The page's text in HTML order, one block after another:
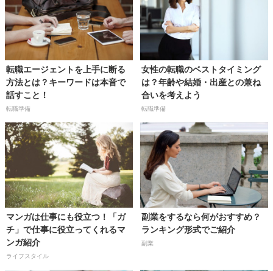
転職エージェントを上手に断る
方法とは？キーワードは本音で
話すこと！
転職準備
女性の転職のベストタイミング
は？年齢や結婚・出産との兼ね
合いを考えよう
転職準備
マンガは仕事にも役立つ！「ガ
チ」で仕事に役立ってくれるマ
ンガ紹介
ライフスタイル
副業をするなら何がおすすめ？
ランキング形式でご紹介
副業